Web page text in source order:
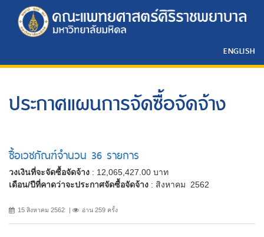
ENGLISH
ประกาศแผนการจัดซื้อจัดจ้าง
ซื้อเวชภัณฑ์จำนวน 36 รายการ
วงเงินที่จะจัดซื้อจัดจ้าง : 12,065,427.00 บาท
เดือน/ปีที่คาดว่าจะประกาศจัดซื้อจัดจ้าง : สิงหาคม 2562
15 สิงหาคม 2562 อ่าน 259 ครั้ง